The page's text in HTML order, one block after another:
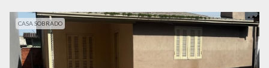
CASA SOBRADO